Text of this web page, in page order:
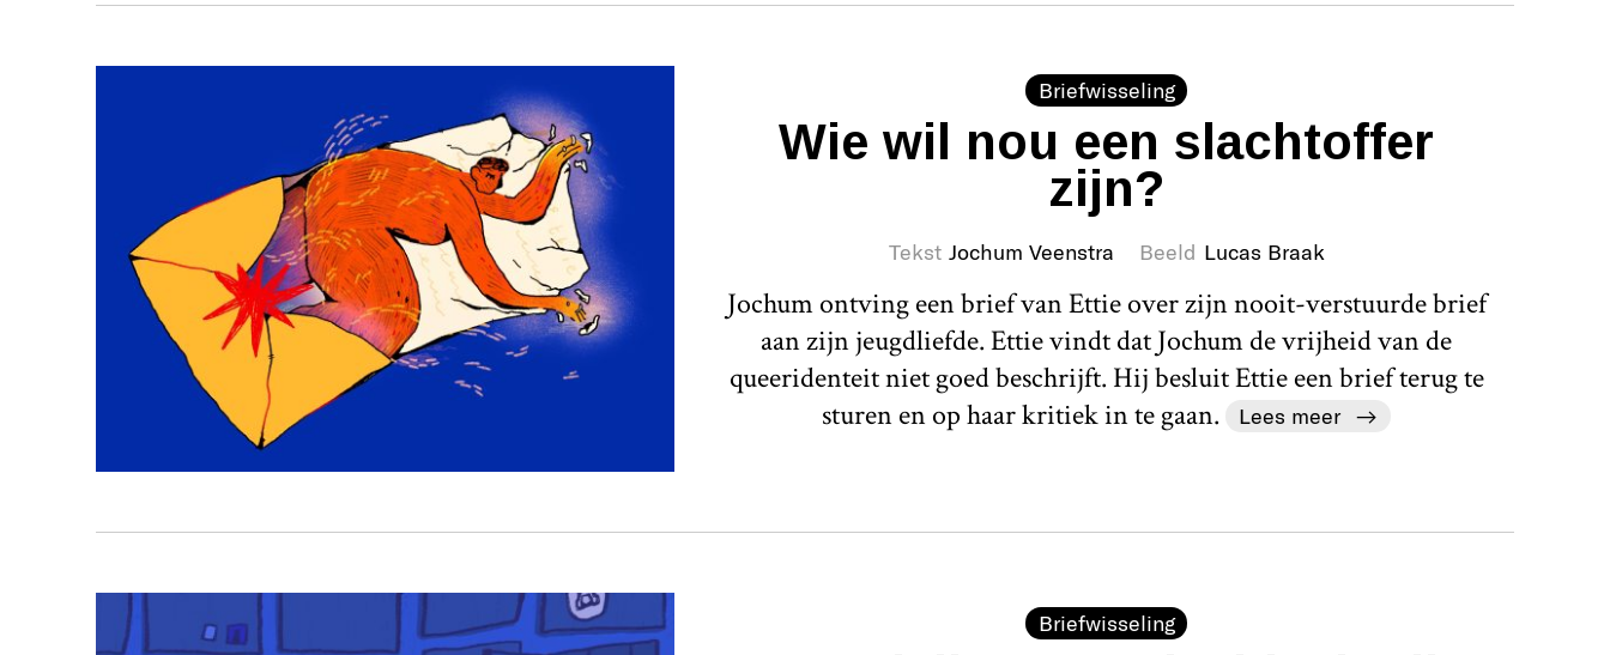
Briefwisseling
Wie wil nou een slachtoffer
zijn?
Tekst Jochum Veenstra Beeld Lucas Braak
Jochum ontving een brief van Ettie over zijn nooit-verstuurde brief
aan zijn jeugdliefde. Ettie vindt dat Jochum de vrijheid van de
queeridenteit niet goed beschrijft. Hij besluit Ettie een brief terug te
sturen en op haar kritiek in te gaan.
Lees meer
Briefwisseling